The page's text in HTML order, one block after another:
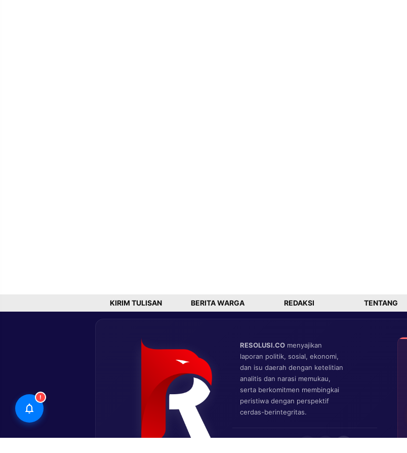
KIRIM TULISAN BERITA WARGA REDAKSI TENTANG
RESOLUSI.CO menyajikan
laporan politik, sosial, ekonomi,
dan isu daerah dengan ketelitian
analitis dan narasi memukau,
serta berkomitmen membingkai
peristiwa dengan perspektif
cerdas-berintegritas.
!